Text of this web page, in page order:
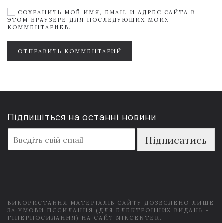
СОХРАНИТЬ МОЁ ИМЯ, EMAIL И АДРЕС САЙТА В
ЭТОМ БРАУЗЕРЕ ДЛЯ ПОСЛЕДУЮЩИХ МОИХ
КОММЕНТАРИЕВ.
ОТПРАВИТЬ КОММЕНТАРИЙ
Підпишіться на останні новини
m
a
Підписатись
ВИКОРИСТАННЯ МАТЕРІАЛІВ САЙТУ ДОЗВОЛЕНО ЛИШЕ
ЗА УМОВИ ПОСИЛАННЯ (ДЛЯ ЕЛЕКТРОННИХ ВИДАНЬ -
ГІПЕРПОСИЛАННЯ) НА САЙТ NIKCENTER.